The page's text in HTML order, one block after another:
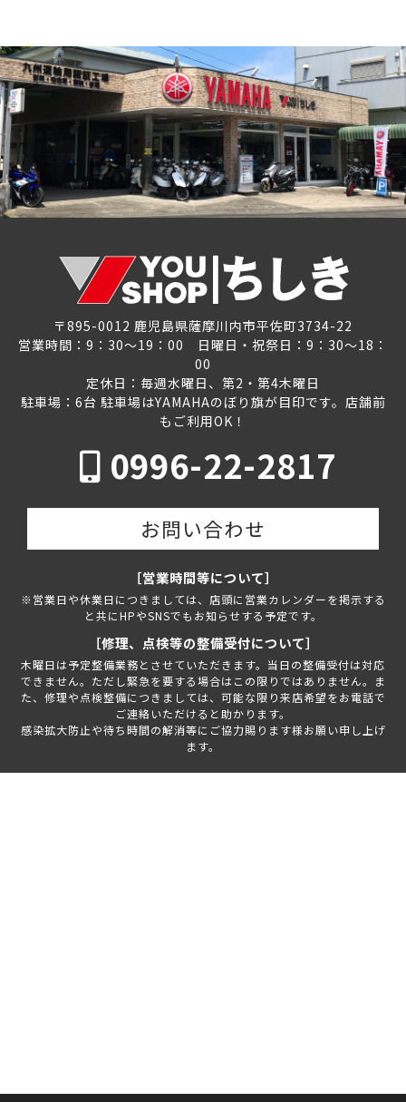
〒895-0012 鹿児島県薩摩川内市平佐町3734-22
営業時間：9：30～19：00 日曜日・祝祭日：9：30～18：
00
定休日：毎週水曜日、第2・第4木曜日
駐車場：6台 駐車場はYAMAHAのぼり旗が目印です。店舗前
もご利用OK！
0996-22-2817
お問い合わせ
［営業時間等について］
※営業日や休業日につきましては、店頭に営業カレンダーを掲示する
と共にHPやSNSでもお知らせする予定です。
［修理、点検等の整備受付について］
木曜日は予定整備業務とさせていただきます。当日の整備受付は対応
できません。ただし緊急を要する場合はこの限りではありません。ま
た、修理や点検整備につきましては、可能な限り来店希望をお電話で
ご連絡いただけると助かります。
感染拡大防止や待ち時間の解消等にご協力賜ります様お願い申し上げ
ます。